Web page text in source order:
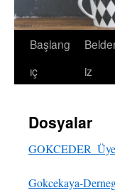
Başlang
ıç
iz
Dosyalar
Gokcekaya-